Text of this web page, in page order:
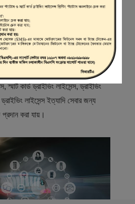
বাংলাদেশ রোড ট্রান্সপোর্ট অথরিটি
সেবা প্রদানের মাধ্যম যেখানে ড্রাইভার,
নিবন্ধিত করা হয় এবং
স্মার্ট কার্ড ড্রাইভিং লাইসেন্স, ড্রাইভিং
লাইসেন্স ইত্যাদি সেবার জন্য
করা যায়।